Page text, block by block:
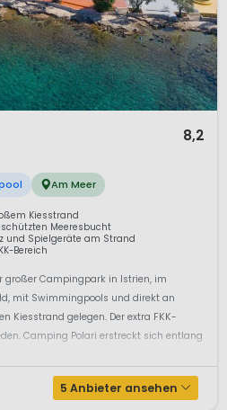
8,2
Am Meer
Kiesstrand
Meeresbucht
und Spielgeräte am Strand
Bereich
großer Campingpark in Istrien, im
mit Swimmingpools und direkt an
Kiesstrand gelegen. Der extra FKK-
Camping Polari erstreckt sich entlang
5 Anbieter ansehen